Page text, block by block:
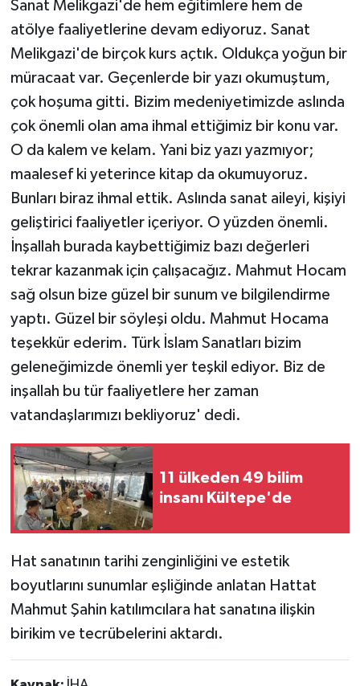
Sanat Melikgazi'de hem eğitimlere hem de
atölye faaliyetlerine devam ediyoruz. Sanat
Melikgazi'de birçok kurs açtık. Oldukça yoğun bir
müracaat var. Geçenlerde bir yazı okumuştum,
çok hoşuma gitti. Bizim medeniyetimizde aslında
çok önemli olan ama ihmal ettiğimiz bir konu var.
O da kalem ve kelam. Yani biz yazı yazmıyor;
maalesef ki yeterince kitap da okumuyoruz.
Bunları biraz ihmal ettik. Aslında sanat aileyi, kişiyi
geliştirici faaliyetler içeriyor. O yüzden önemli.
İnşallah burada kaybettiğimiz bazı değerleri
tekrar kazanmak için çalışacağız. Mahmut Hocam
sağ olsun bize güzel bir sunum ve bilgilendirme
yaptı. Güzel bir söyleşi oldu. Mahmut Hocama
teşekkür ederim. Türk İslam Sanatları bizim
geleneğimizde önemli yer teşkil ediyor. Biz de
inşallah bu tür faaliyetlere her zaman
vatandaşlarımızı bekliyoruz' dedi.
11 ülkeden 49 bilim
insanı Kültepe'de
Hat sanatının tarihi zenginliğini ve estetik
boyutlarını sunumlar eşliğinde anlatan Hattat
Mahmut Şahin katılımcılara hat sanatına ilişkin
birikim ve tecrübelerini aktardı.